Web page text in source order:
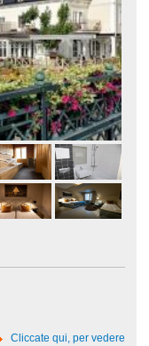
Cliccate qui, per vedere